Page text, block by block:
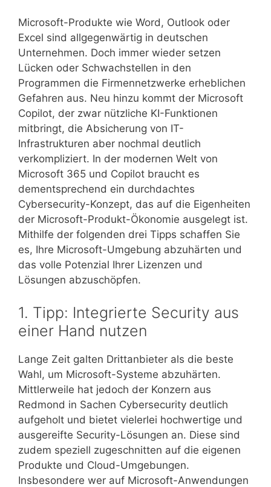
Microsoft-Produkte wie Word, Outlook oder
Excel sind allgegenwärtig in deutschen
Unternehmen. Doch immer wieder setzen
Lücken oder Schwachstellen in den
Programmen die Firmennetzwerke erheblichen
Gefahren aus. Neu hinzu kommt der Microsoft
Copilot, der zwar nützliche KI-Funktionen
mitbringt, die Absicherung von IT-
Infrastrukturen aber nochmal deutlich
verkompliziert. In der modernen Welt von
Microsoft 365 und Copilot braucht es
dementsprechend ein durchdachtes
Cybersecurity-Konzept, das auf die Eigenheiten
der Microsoft-Produkt-Ökonomie ausgelegt ist.
Mithilfe der folgenden drei Tipps schaffen Sie
es, Ihre Microsoft-Umgebung abzuhärten und
das volle Potenzial Ihrer Lizenzen und
Lösungen abzuschöpfen.
1. Tipp: Integrierte Security aus
einer Hand nutzen
Lange Zeit galten Drittanbieter als die beste
Wahl, um Microsoft-Systeme abzuhärten.
Mittlerweile hat jedoch der Konzern aus
Redmond in Sachen Cybersecurity deutlich
aufgeholt und bietet vielerlei hochwertige und
ausgereifte Security-Lösungen an. Diese sind
zudem speziell zugeschnitten auf die eigenen
Produkte und Cloud-Umgebungen.
Insbesondere wer auf Microsoft-Anwendungen